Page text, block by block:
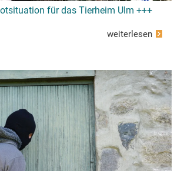
für das Tierheim Ulm +++
weiterlesen